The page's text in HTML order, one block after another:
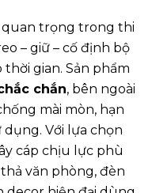
quan trọng trong thi
– giữ – cố định bộ
gian. Sản phẩm
chắn, bên ngoài
mài mòn, hạn
Với lựa chọn
cáp chịu lực phù
văn phòng, đèn